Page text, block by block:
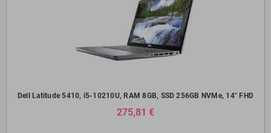
Dell Latitude 5410, i5-10210U, RAM 8GB, SSD 256GB NVMe, 14" FHD
275,81 €